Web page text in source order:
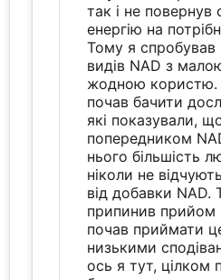
так і не повернув
енергію на
Тому я спробував
видів NAD з
жодною користю.
почав бачити
які показували,
попередником
нього більшість
ніколи не
від добавки NAD.
припинив прийом
почав приймати
низькими
ось я тут, цілком